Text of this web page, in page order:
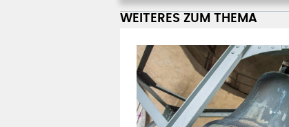
WEITERES ZUM THEMA